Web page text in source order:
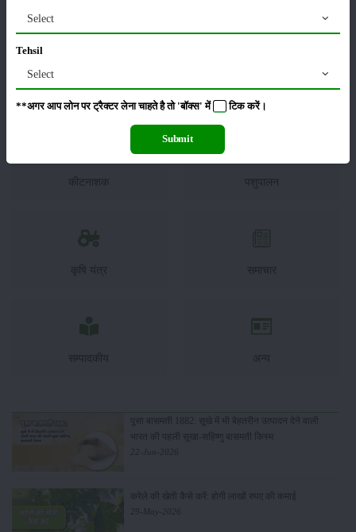
फसल भंडारण
कीटनाशक पशुपालन
कृषि यंत्र समाचार
सम्पादकीय अन्य
पूसा बासमती 1882: सूखे में भी बेहतरीन उत्पादन देने वाली
भारत की पहली सूखा-सहिष्णु बासमती किस्म
22-Jun-2026
करेले की खेती कैसे करें: होगी लाखों रुपए की कमाई
29-May-2026
Select
Tehsil
Select
**अगर आप लोन पर ट्रैक्टर लेना चाहते है तो 'बॉक्स' में टिककरें।
Submit